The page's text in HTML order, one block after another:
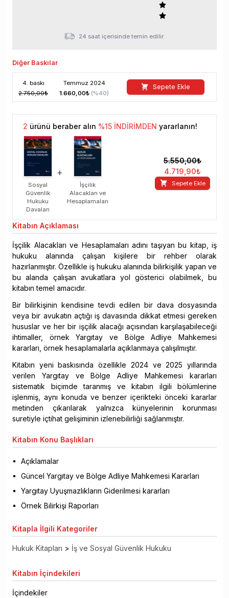
24 saat içerisinde temin edilir.
Diğer Baskılar
4. baskı Temmuz 2024
2.750,00₺ 1.660,00₺ (%40)
Sepete Ekle
2 ürünü beraber alın %15 İNDİRİMDEN yararlanın!
Sosyal
Güvenlik
Hukuku
Davaları
+
İşçilik
Alacakları ve
Hesaplamaları
5.550,00₺
4.719,90₺
Sepete Ekle
Kitabın Açıklaması
İşçilik Alacakları ve Hesaplamaları adını taşıyan bu kitap, iş
hukuku alanında çalışan kişilere bir rehber olarak
hazırlanmıştır. Özellikle iş hukuku alanında bilirkişilik yapan ve
bu alanda çalışan avukatlara yol gösterici olabilmek, bu
kitabın temel amacıdır.
Bir bilirkişinin kendisine tevdi edilen bir dava dosyasında
veya bir avukatın açtığı iş davasında dikkat etmesi gereken
hususlar ve her bir işçilik alacağı açısından karşılaşabileceği
ihtimaller, örnek Yargıtay ve Bölge Adliye Mahkemesi
kararları, örnek hesaplamalarla açıklanmaya çalışılmıştır.
Kitabın yeni baskısında özellikle 2024 ve 2025 yıllarında
verilen Yargıtay ve Bölge Adliye Mahkemesi kararları
sistematik biçimde taranmış ve kitabın ilgili bölümlerine
işlenmiş, aynı konuda ve benzer içerikteki önceki kararlar
metinden çıkarılarak yalnızca künyelerinin korunması
suretiyle içtihat gelişiminin izlenebilirliği sağlanmıştır.
Kitabın Konu Başlıkları
Açıklamalar
Güncel Yargıtay ve Bölge Adliye Mahkemesi Kararları
Yargıtay Uyuşmazlıkların Giderilmesi kararları
Örnek Bilirkişi Raporları
Kitapla İlgili Kategoriler
Hukuk Kitapları > İş ve Sosyal Güvenlik Hukuku
Kitabın İçindekileri
İçindekiler